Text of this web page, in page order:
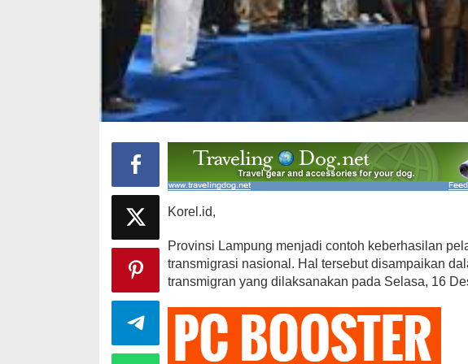
Korel.id,
Provinsi Lampung menjadi contoh keberhasilan
transmigrasi nasional. Hal tersebut disampaikan
transmigran yang dilaksanakan pada Selasa, 16
12 Kandidat Bersaing Dalam
Ajang Pemilihan Anggota